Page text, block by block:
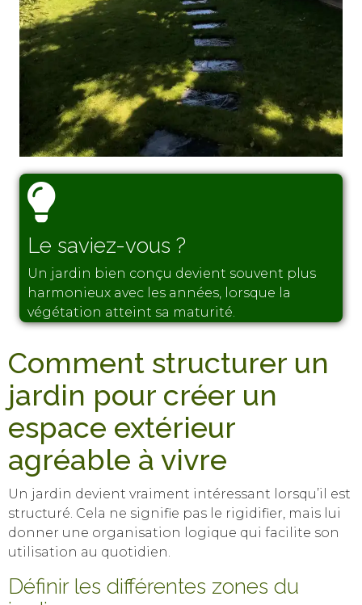
Le saviez-vous ?
Un jardin bien conçu devient souvent plus
harmonieux avec les années, lorsque la
végétation atteint sa maturité.
Comment structurer un
jardin pour créer un
espace extérieur
agréable à vivre
Un jardin devient vraiment intéressant lorsqu’il est
structuré. Cela ne signifie pas le rigidifier, mais lui
donner une organisation logique qui facilite son
utilisation au quotidien.
Définir les différentes zones du